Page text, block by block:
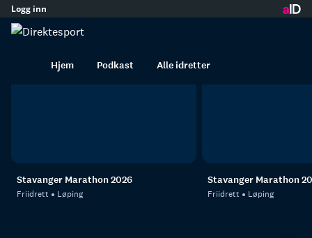
innhold
Logg inn
Hjem Podkast Alle idretter
Friidrett
Friidrett direkte
29. aug. 09:00
Stavanger Marathon 2026
Friidrett Løping
29. aug. 13:55
Stavanger Marathon
Friidrett Løping